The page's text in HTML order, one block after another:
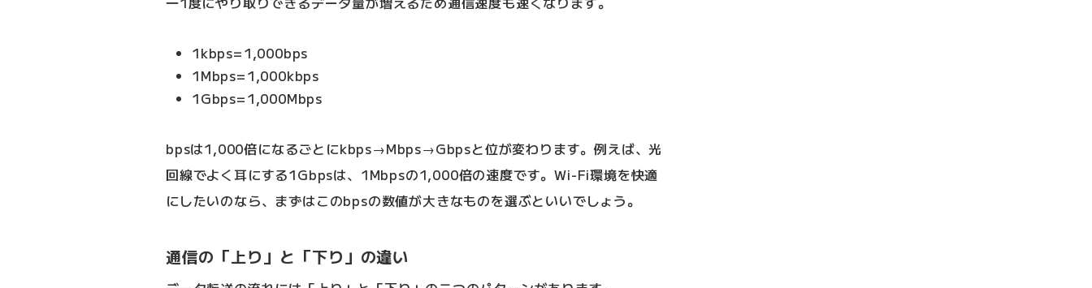
1kbps=1,000bps
1Mbps=1,000kbps
1Gbps=1,000Mbps
bpsは1,000倍になるごとにkbps→Mbps→Gbpsと位が変わります。例えば、光
回線でよく耳にする1Gbpsは、1Mbpsの1,000倍の速度です。Wi-Fi環境を快適
にしたいのなら、まずはこのbpsの数値が大きなものを選ぶといいでしょう。
通信の「上り」と「下り」の違い